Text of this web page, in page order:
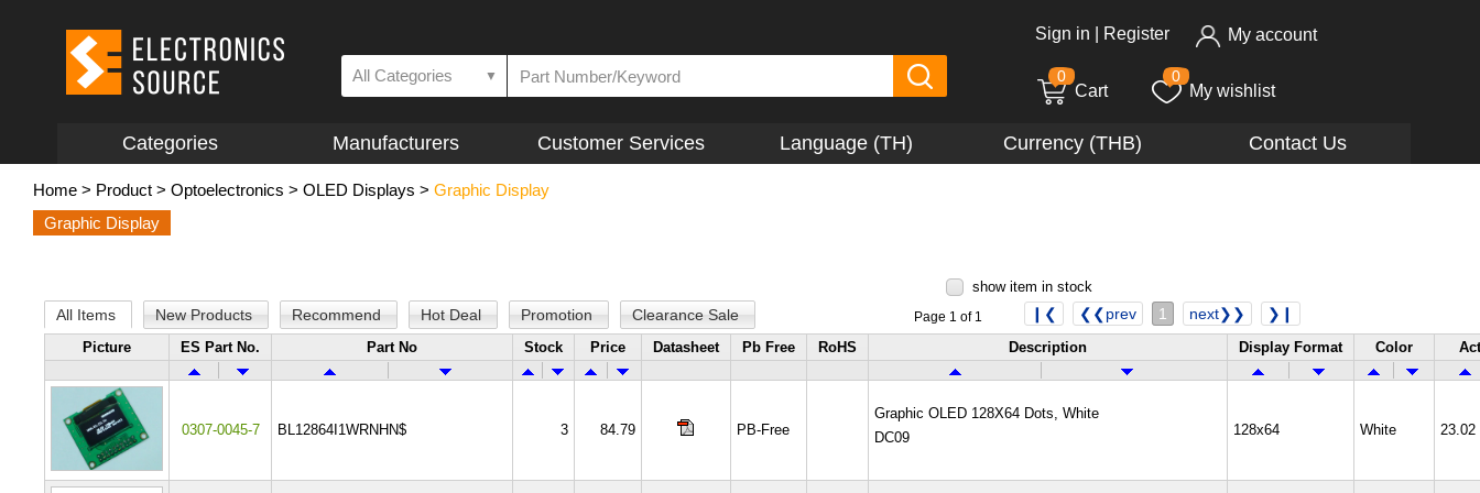
All Categories ▼
Sign in Register My account
0
Cart
0
My wishlist
Categories Manufacturers Customer Services Language (TH) Currency (THB) Contact Us
Home > Product > Optoelectronics > OLED Displays > Graphic Display
Graphic Display
show item in stock
All Items New Products Recommend Hot Deal Promotion Clearance Sale Page 1 of 1 ❙❮ ❮❮prev 1 next❯❯ ❯❙
Picture ES Part No. Part No Stock Price Datasheet Pb Free RoHS Description Display Format Color
0307-0045-7 BL12864I1WRNHN$ 3 84.79 PB-Free
Graphic OLED 128X64 Dots, White
DC09
128x64 White 23.02